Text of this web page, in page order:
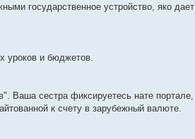
государственное устройство, яко дает
уроков и бюджетов.
Ваша сестра фиксируетесь нате портале,
к счету в зарубежный валюте.